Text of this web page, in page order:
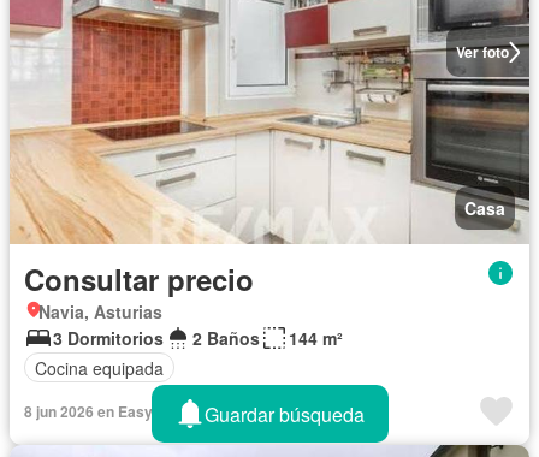
Ver foto
Casa
Consultar precio
Navia, Asturias
3 Dormitorios
2 Baños
144 m²
Cocina equipada
8 jun 2026 en Easyavvisi Guardar búsqueda